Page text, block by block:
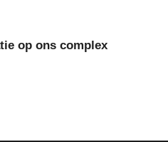
op ons complex